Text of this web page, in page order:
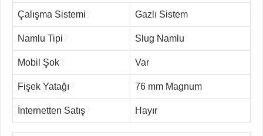
Çalışma Sistemi Gazlı Sistem
Namlu Tipi Slug Namlu
Mobil Şok Var
Fişek Yatağı 76 mm Magnum
İnternetten Satış Hayır